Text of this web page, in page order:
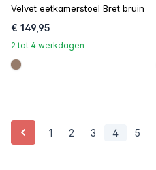
Velvet eetkamerstoel Bret bruin
€ 149,95
2 tot 4 werkdagen
#967b6a
Vorige 1 2 3 4 5